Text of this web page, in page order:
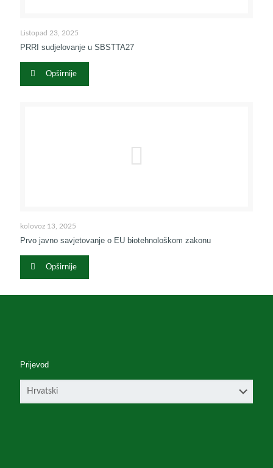
Listopad 23, 2025
PRRI sudjelovanje u SBSTTA27
Opširnije
kolovoz 13, 2025
Prvo javno savjetovanje o EU biotehnološkom zakonu
Opširnije
Prijevod